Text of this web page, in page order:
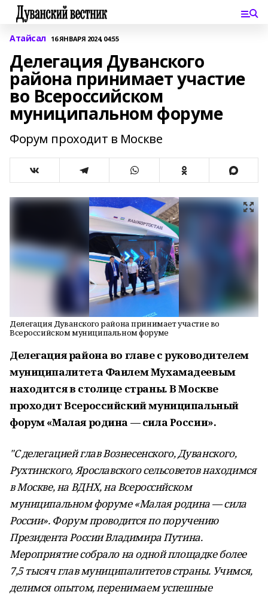
Атайсал 16 ЯНВАРЯ 2024, 04:55
Делегация Дуванского
района принимает участие
во Всероссийском
муниципальном форуме
Форум проходит в Москве
Делегация Дуванского района принимает участие во
Всероссийском муниципальном форуме
Делегация района во главе с руководителем
муниципалитета Фаилем Мухамадеевым
находится в столице страны. В Москве
проходит Всероссийский муниципальный
форум «Малая родина —​ сила России».
"С​ делегацией глав Вознесенского, Дуванского,
Рухтинского, Ярославского сельсоветов находимся​
в Москве​, на ВДНХ, на Всероссийском
муниципальном форуме «Малая родина —​ сила
России». Форум проводится по поручению
Президента России Владимира Путина.
Мероприятие собрало на одной площадке более
7,5 тысяч глав муниципалитетов страны. Учимся,
делимся опытом, перенимаем успешные